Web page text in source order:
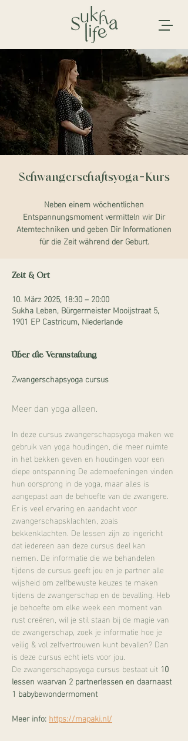
Schwangerschaftsyoga-Kurs
Neben einem wöchentlichen
Entspannungsmoment vermitteln wir Dir
Atemtechniken und geben Dir Informationen
für die Zeit während der Geburt.
Zeit & Ort
10. März 2025, 18:30 – 20:00
Sukha Leben, Bürgermeister Mooijstraat 5,
1901 EP Castricum, Niederlande
Über die Veranstaltung
Zwangerschapsyoga cursus
Meer dan yoga alleen.
In deze cursus zwangerschapsyoga maken we
gebruik van yoga houdingen, die meer ruimte
in het bekken geven en houdingen voor een
diepe ontspanning De ademoefeningen vinden
hun oorsprong in de yoga, maar alles is
aangepast aan de behoefte van de zwangere.
Er is veel ervaring en aandacht voor
zwangerschapsklachten, zoals
bekkenklachten. De lessen zijn zo ingericht
dat iedereen aan deze cursus deel kan
nemen. De informatie die we behandelen
tijdens de cursus geeft jou en je partner alle
wijsheid om zelfbewuste keuzes te maken
tijdens de zwangerschap en de bevalling. Heb
je behoefte om elke week een moment van
rust creëren, wil je stil staan bij de magie van
de zwangerschap, zoek je informatie hoe je
veilig & vol zelfvertrouwen kunt bevallen? Dan
is deze cursus echt iets voor jou.
De zwangerschapsyoga cursus bestaat uit 10
lessen waarvan 2 partnerlessen en daarnaast
1 babybewondermoment
Meer info: https://mapaki.nl/